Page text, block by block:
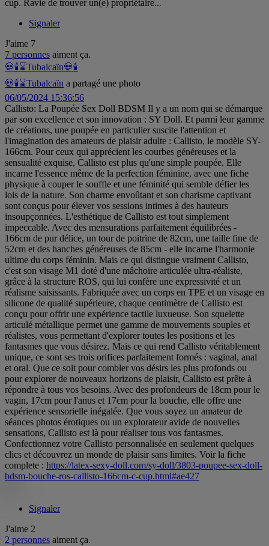
cup. Ravie de trouver un(e) propriétaire...
Signaler
J'aime 7
7 personnes aiment ça.
💀🕯️⌛Tubalcaïn💀🕯
💀🕯️⌛Tubalcaïn a partagé une photo
06/05/2024 15:36:56
Callisto: La Poupée Sex Doll BDSM Il y a un nom qui se démarque
par son excellence et son innovation : SY Doll. Et parmi leur gamme
de créations, une poupée en particulier suscite l'attention et
l'imagination des amateurs de plaisir adulte : Callisto, le modèle SY-
166cm. Pour ceux qui apprécient les courbes généreuses et la
sensualité exquise, Callisto est plus qu'une simple poupée. Elle
incarne l'essence même de la perfection féminine, avec une fiche
physique à couper le souffle et une féminité qui semble défier les
lois de la nature. Son charme envoûtant et son charisme captivant
sont conçus pour élever vos sessions intimes à des hauteurs
insoupçonnées. L'esthétique de Callisto est tout simplement
impeccable. Avec des mensurations parfaitement équilibrées -
166cm de pur délice, un tour de poitrine de 82cm, une taille fine de
52cm et des hanches généreuses de 85cm - elle incarne l'harmonie
ultime du corps féminin. Mais ce qui distingue vraiment Callisto,
c'est son visage M1 doté d'une mâchoire articulée ultra-réaliste,
grâce à la structure ROS, qui lui confère une expressivité et un
réalisme saisissants. Fabriquée avec un corps en TPE et un visage en
silicone de qualité supérieure, chaque centimètre de Callisto est
conçu pour offrir une expérience tactile luxueuse. Son squelette
articulé métallique permet une gamme de mouvements souples et
réalistes, vous permettant d'explorer toutes les positions et les
fantasmes que vous désirez. Mais ce qui rend Callisto véritablement
unique, ce sont ses trois orifices parfaitement formés : vaginal, anal
et oral. Que ce soit pour combler vos désirs les plus profonds ou
pour explorer de nouveaux horizons de plaisir, Callisto est prête à
répondre à tous vos besoins. Avec des profondeurs de 18cm pour le
vagin, 17cm pour l'anus et 17cm pour la bouche, elle offre une
expérience sensorielle inégalée. Que vous soyez un amateur de
séances photos érotiques ou un explorateur avide de nouvelles
sensations, Callisto est là pour réaliser tous vos fantasmes.
Confectionnez votre Callisto personnalisée en seulement quelques
clics et découvrez un monde de plaisir sans limites. Voir la fiche
complete : https://latex-sexy-doll.com/sy-doll/3803-poupee-sex-doll-
bdsm-bouche-ros-callisto-166cm-c-cup.html#ae427
Signaler
J'aime 2
2 personnes aiment ça.